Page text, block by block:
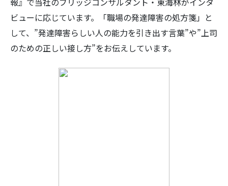
ビューに応じています。「職場の発達障害の処方箋」と
して、”発達障害らしい人の能力を引き出す言葉”や”上司
のための正しい接し方”をお伝えしています。